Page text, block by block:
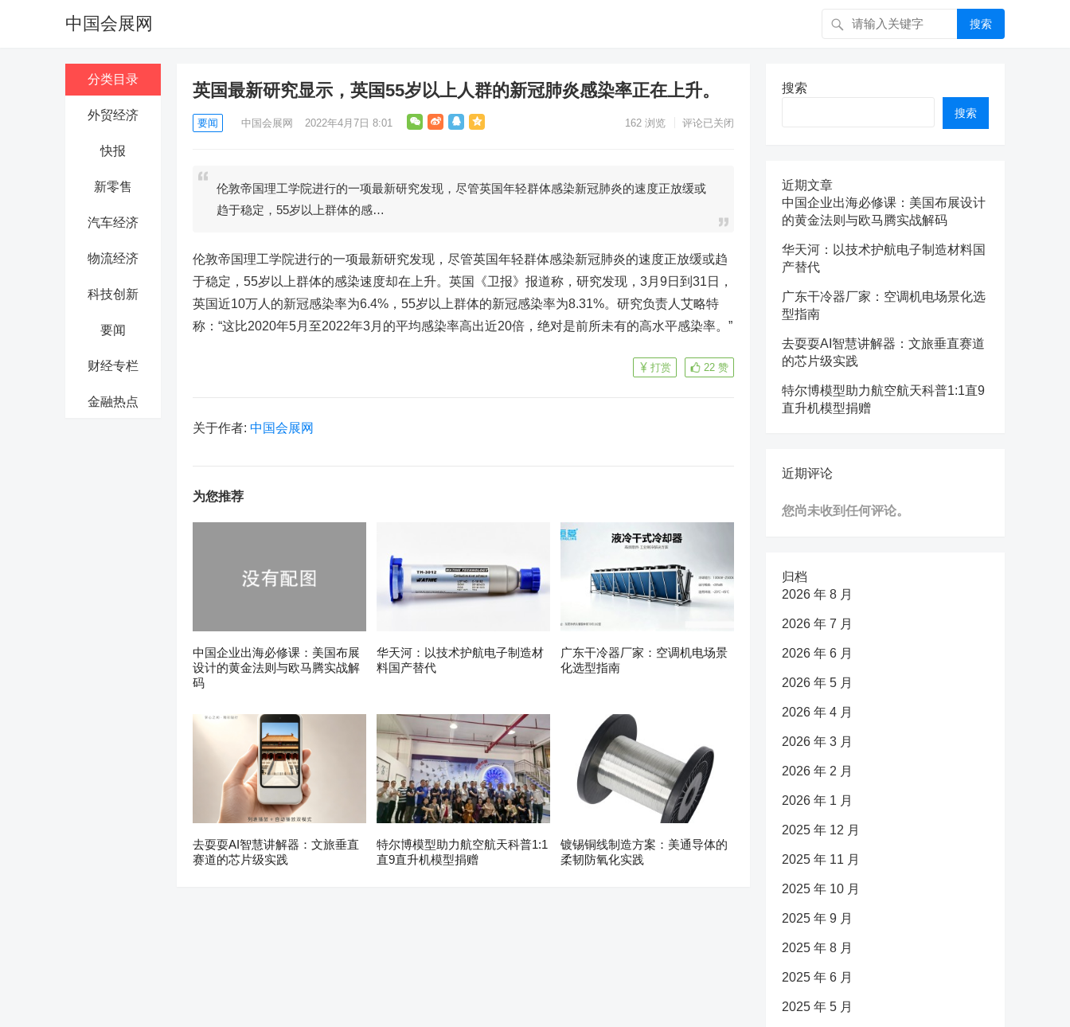
中国会展网 搜索
分类目录
外贸经济
快报
新零售
汽车经济
物流经济
科技创新
要闻
财经专栏
金融热点
英国最新研究显示，英国55岁以上人群的新冠肺炎感染率正在上升。
要闻 中国会展网 2022年4月7日 8:01 162 浏览 评论已关闭
伦敦帝国理工学院进行的一项最新研究发现，尽管英国年轻群体感染新冠肺炎的速度正放缓或
趋于稳定，55岁以上群体的感…
伦敦帝国理工学院进行的一项最新研究发现，尽管英国年轻群体感染新冠肺炎的速度正放缓或趋
于稳定，55岁以上群体的感染速度却在上升。英国《卫报》报道称，研究发现，3月9日到31日，
英国近10万人的新冠感染率为6.4%，55岁以上群体的新冠感染率为8.31%。研究负责人艾略特
称：“这比2020年5月至2022年3月的平均感染率高出近20倍，绝对是前所未有的高水平感染率。”
22 赞
打赏
关于作者: 中国会展网
为您推荐
中国企业出海必修课：美国布展
设计的黄金法则与欧马腾实战解
码
华天河：以技术护航电子制造材
料国产替代
广东干冷器厂家：空调机电场景
化选型指南
去耍耍AI智慧讲解器：文旅垂直
赛道的芯片级实践
特尔博模型助力航空航天科普1:1
直9直升机模型捐赠
镀锡铜线制造方案：美通导体的
柔韧防氧化实践
搜索
搜索
近期文章
中国企业出海必修课：美国布展设计
的黄金法则与欧马腾实战解码
华天河：以技术护航电子制造材料国
产替代
广东干冷器厂家：空调机电场景化选
型指南
去耍耍AI智慧讲解器：文旅垂直赛道
的芯片级实践
特尔博模型助力航空航天科普1:1直9
直升机模型捐赠
近期评论
您尚未收到任何评论。
归档
2026 年 8 月
2026 年 7 月
2026 年 6 月
2026 年 5 月
2026 年 4 月
2026 年 3 月
2026 年 2 月
2026 年 1 月
2025 年 12 月
2025 年 11 月
2025 年 10 月
2025 年 9 月
2025 年 8 月
2025 年 6 月
2025 年 5 月